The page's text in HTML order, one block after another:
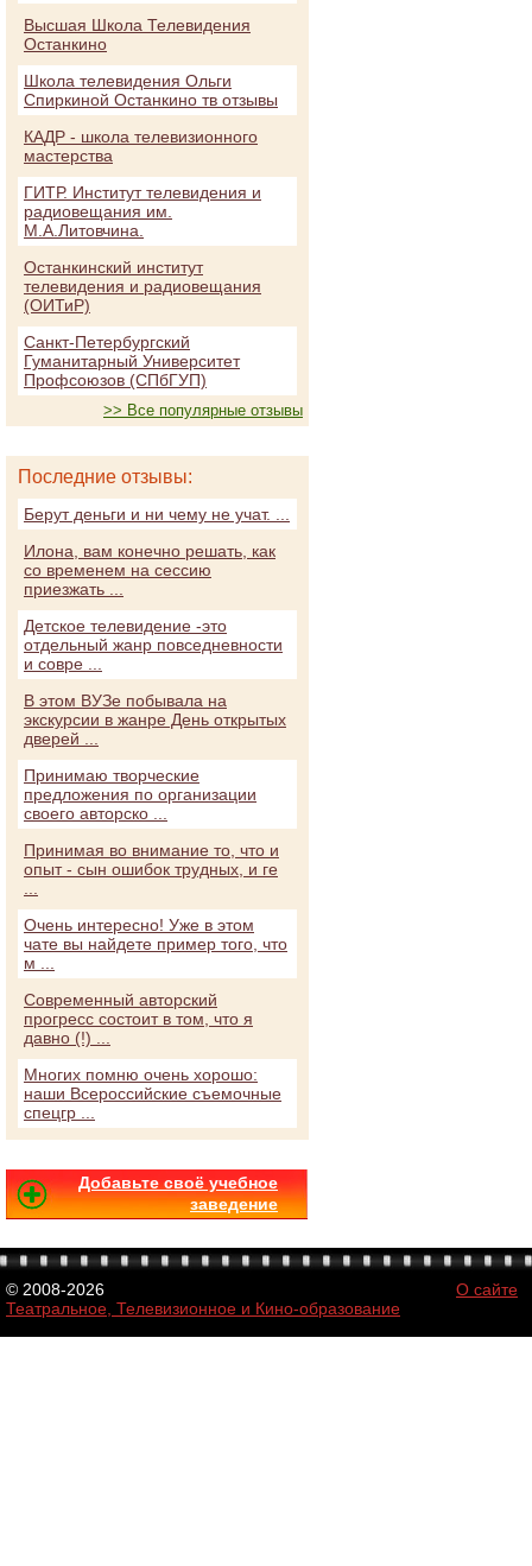
Высшая Школа Телевидения
Останкино
Школа телевидения Ольги
Спиркиной Останкино тв отзывы
КАДР - школа телевизионного
мастерства
ГИТР. Институт телевидения и
радиовещания им.
М.А.Литовчина.
Останкинский институт
телевидения и радиовещания
(ОИТиР)
Санкт-Петербургский
Гуманитарный Университет
Профсоюзов (СПбГУП)
>> Все популярные отзывы
Последние отзывы:
Берут деньги и ни чему не учат. ...
Илона, вам конечно решать, как
со временем на сессию
приезжать ...
Детское телевидение -это
отдельный жанр повседневности
и совре ...
В этом ВУЗе побывала на
экскурсии в жанре День открытых
дверей ...
Принимаю творческие
предложения по организации
своего авторско ...
Принимая во внимание то, что и
опыт - сын ошибок трудных, и ге
Очень интересно! Уже в этом
чате вы найдете пример того, что
м ...
Современный авторский
прогресс состоит в том, что я
давно (!) ...
Многих помню очень хорошо:
наши Всероссийские съемочные
спецгр ...
Добавьте своё учебное
заведение
© 2008-2026
Театральное, Телевизионное и Кино-образование
О сайте